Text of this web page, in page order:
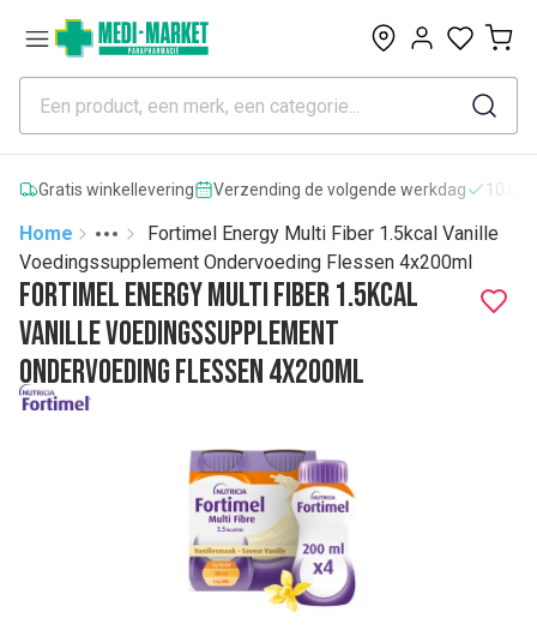
0
Gratis winkellevering Verzending de volgende werkdag
Home
More
Toggle menu
Fortimel Energy Multi Fiber 1.5kcal Vanille
Voedingssupplement Ondervoeding Flessen 4x200ml
Fortimel Energy Multi Fiber 1.5kcal
Vanille Voedingssupplement
Ondervoeding Flessen 4x200ml